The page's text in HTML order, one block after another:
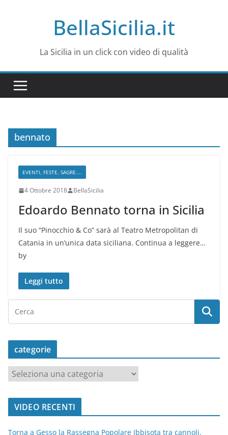
BellaSicilia.it
La Sicilia in un click con video di qualità
bennato
EVENTI, FESTE, SAGRE....
4 Ottobre 2018 BellaSicilia
Edoardo Bennato torna in Sicilia
Il suo “Pinocchio & Co” sarà al Teatro Metropolitan di
Catania in un’unica data siciliana. Continua a leggere…
by
Leggi tutto
categorie
a
t
VIDEO RECENTI
Torna a Gesso la Rassegna Popolare Ibbisota tra cannoli,